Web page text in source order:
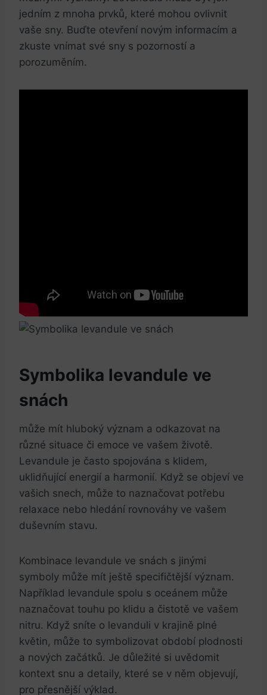
jedním z mnoha prvků, které mohou ovlivnit
vaše sny. Buďte otevření novým informacím a
zkuste vnímat své sny s pozorností a
porozuměním.
Symbolika levandule ve
snách
může mít hluboký význam a odkazovat na
různé situace či emoce ve vašem životě.
Levandule je často spojována s klidem,
uklidňující energií a harmonií. Když se objeví ve
vašich snech, může to naznačovat potřebu
relaxace nebo hledání rovnováhy ve vašem
duševním stavu.
Kombinace levandule ve snách s jinými
symboly může mít ještě specifičtější význam.
Například levandule spolu s oceánem může
naznačovat touhu po klidu a čistotě ve vašem
nitru. Když sníte o levanduli v krajině plné
květin, může to symbolizovat období plodnosti
a nových začátků. Je důležité si uvědomit
kontext snu a detaily, které se v něm objevují,
pro přesnější výklad.